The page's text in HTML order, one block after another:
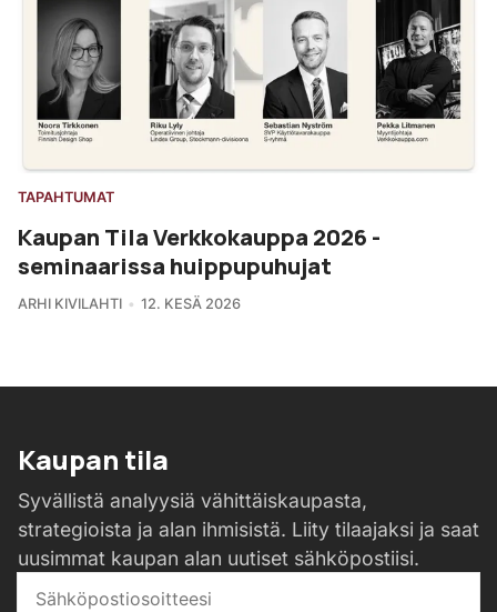
TAPAHTUMAT
Kaupan Tila Verkkokauppa 2026 -
seminaarissa huippupuhujat
ARHI KIVILAHTI 12. KESÄ 2026
Kaupan tila
Syvällistä analyysiä vähittäiskaupasta,
strategioista ja alan ihmisistä. Liity tilaajaksi ja saat
uusimmat kaupan alan uutiset sähköpostiisi.